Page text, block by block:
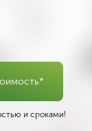
и сроками!